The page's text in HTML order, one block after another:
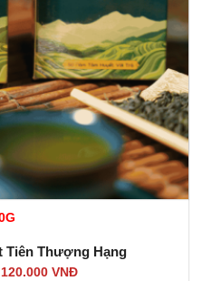
Tiên Thượng Hạng
120.000 VNĐ